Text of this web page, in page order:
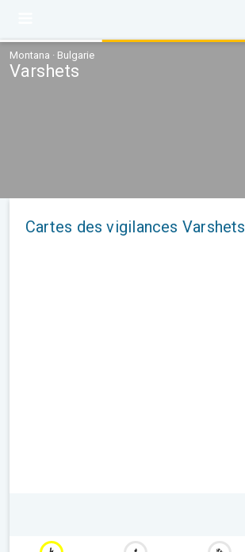
Montana · Bulgarie
Varshets
Cartes des vigilances Varshets